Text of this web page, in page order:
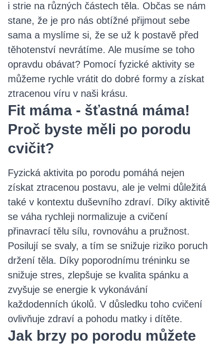
i strie na různých částech těla. Občas se nám
stane, že je pro nás obtížné přijmout sebe
sama a myslíme si, že se už k postavě před
těhotenství nevrátíme. Ale musíme se toho
opravdu obávat? Pomocí fyzické aktivity se
můžeme rychle vrátit do dobré formy a získat
ztracenou víru v naši krásu.
Fit máma - šťastná máma!
Proč byste měli po porodu
cvičit?
Fyzická aktivita po porodu pomáhá nejen
získat ztracenou postavu, ale je velmi důležitá
také v kontextu duševního zdraví. Díky aktivitě
se váha rychleji normalizuje a cvičení
přinavrací tělu sílu, rovnováhu a pružnost.
Posilují se svaly, a tím se snižuje riziko poruch
držení těla. Díky poporodnímu tréninku se
snižuje stres, zlepšuje se kvalita spánku a
zvyšuje se energie k vykonávání
každodenních úkolů. V důsledku toho cvičení
ovlivňuje zdraví a pohodu matky i dítěte.
Jak brzy po porodu můžete